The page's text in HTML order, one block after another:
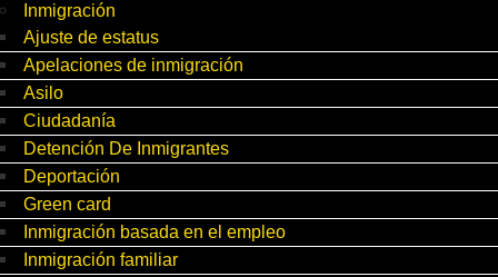
Inmigración
Ajuste de estatus
Apelaciones de inmigración
Asilo
Ciudadanía
Detención De Inmigrantes
Deportación
Green card
Inmigración basada en el empleo
Inmigración familiar